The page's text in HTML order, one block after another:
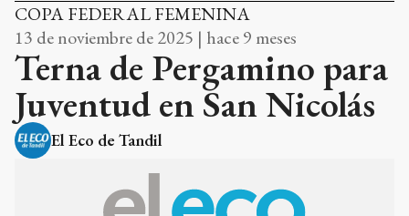
COPA FEDERAL FEMENINA
13 de noviembre de 2025 | hace 9 meses
Terna de Pergamino para
Juventud en San Nicolás
El Eco de Tandil